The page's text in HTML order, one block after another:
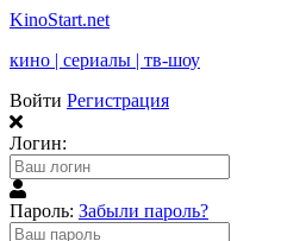
KinoStart.net
кино | сериалы | тв-шоу
Войти Регистрация
Логин:
Пароль: Забыли пароль?